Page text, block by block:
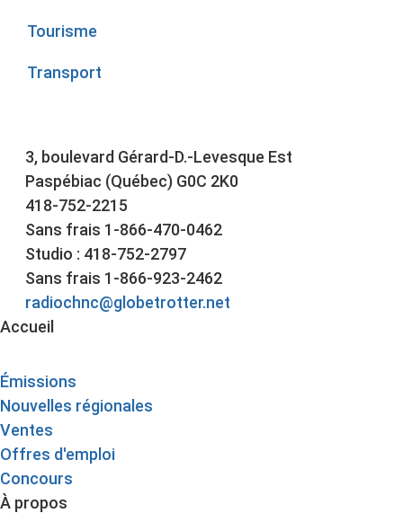
Tourisme
Transport
3, boulevard Gérard-D.-Levesque Est
Paspébiac (Québec) G0C 2K0
418-752-2215
Sans frais 1-866-470-0462
Studio : 418-752-2797
Sans frais 1-866-923-2462
radiochnc@globetrotter.net
Accueil
Émissions
Nouvelles régionales
Ventes
Offres d'emploi
Concours
À propos